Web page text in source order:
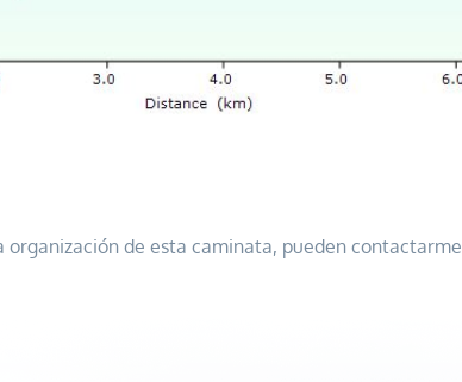
organización de esta caminata, pueden contactarme